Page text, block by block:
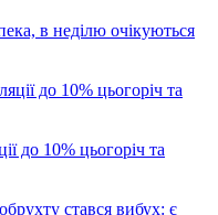
в неділю очікуються
до 10% цьогоріч та